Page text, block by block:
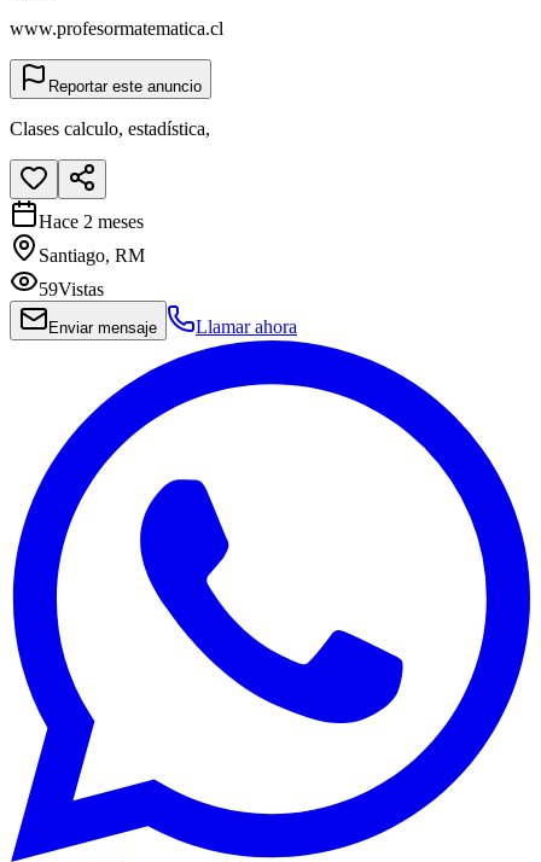
www.profesormatematica.cl
Reportar este anuncio
Clases calculo, estadística,
Hace 2 meses
Santiago, RM
59Vistas
Enviar mensaje Llamar ahora